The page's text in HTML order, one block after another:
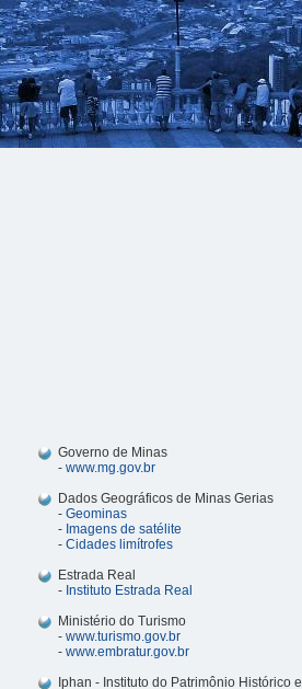
Governo de Minas
- www.mg.gov.br
Dados Geográficos de Minas Gerias
- Geominas
- Imagens de satélite
- Cidades limítrofes
Estrada Real
- Instituto Estrada Real
Ministério do Turismo
- www.turismo.gov.br
- www.embratur.gov.br
Iphan - Instituto do Patrimônio Histórico e